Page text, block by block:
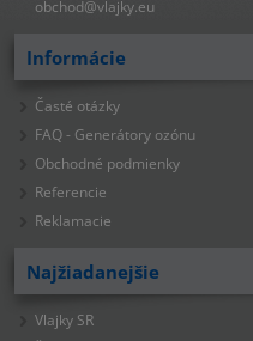
obchod@vlajky.eu
Informácie
Časté otázky
FAQ - Generátory ozónu
Obchodné podmienky
Referencie
Reklamacie
Najžiadanejšie
Vlajky SR